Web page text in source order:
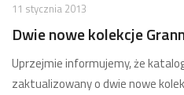
11 stycznia 2013
Dwie nowe kolekcje
Uprzejmie informujemy, że
zaktualizowany o dwie nowe